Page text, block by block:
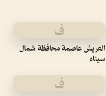
ف
العريش عاصمة محافظة شمال
سيناء
ف